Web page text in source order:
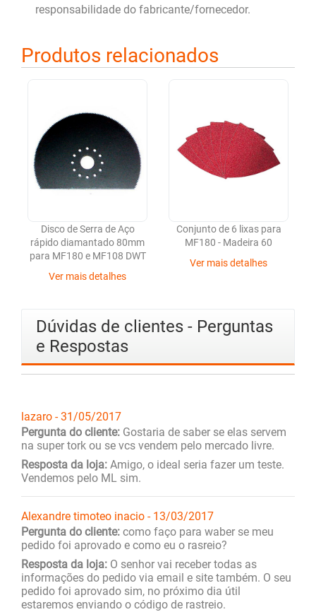
responsabilidade do fabricante/fornecedor.
Produtos relacionados
Disco de Serra de Aço
rápido diamantado 80mm
para MF180 e MF108 DWT
Ver mais detalhes
Conjunto de 6 lixas para
MF180 - Madeira 60
Ver mais detalhes
Dúvidas de clientes - Perguntas
e Respostas
lazaro - 31/05/2017
Pergunta do cliente: Gostaria de saber se elas servem
na super tork ou se vcs vendem pelo mercado livre.
Resposta da loja: Amigo, o ideal seria fazer um teste.
Vendemos pelo ML sim.
Alexandre timoteo inacio - 13/03/2017
Pergunta do cliente: como faço para waber se meu
pedido foi aprovado e como eu o rasreio?
Resposta da loja: O senhor vai receber todas as
informações do pedido via email e site também. O seu
pedido foi aprovado sim, no próximo dia útil
estaremos enviando o código de rastreio.